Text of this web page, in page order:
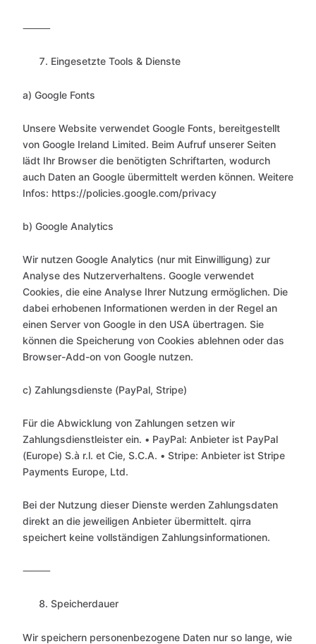
⸻
Eingesetzte Tools & Dienste
a) Google Fonts
Unsere Website verwendet Google Fonts, bereitgestellt
von Google Ireland Limited. Beim Aufruf unserer Seiten
lädt Ihr Browser die benötigten Schriftarten, wodurch
auch Daten an Google übermittelt werden können. Weitere
Infos: https://policies.google.com/privacy
b) Google Analytics
Wir nutzen Google Analytics (nur mit Einwilligung) zur
Analyse des Nutzerverhaltens. Google verwendet
Cookies, die eine Analyse Ihrer Nutzung ermöglichen. Die
dabei erhobenen Informationen werden in der Regel an
einen Server von Google in den USA übertragen. Sie
können die Speicherung von Cookies ablehnen oder das
Browser-Add-on von Google nutzen.
c) Zahlungsdienste (PayPal, Stripe)
Für die Abwicklung von Zahlungen setzen wir
Zahlungsdienstleister ein. • PayPal: Anbieter ist PayPal
(Europe) S.à r.l. et Cie, S.C.A. • Stripe: Anbieter ist Stripe
Payments Europe, Ltd.
Bei der Nutzung dieser Dienste werden Zahlungsdaten
direkt an die jeweiligen Anbieter übermittelt. qirra
speichert keine vollständigen Zahlungsinformationen.
⸻
Speicherdauer
Wir speichern personenbezogene Daten nur so lange, wie